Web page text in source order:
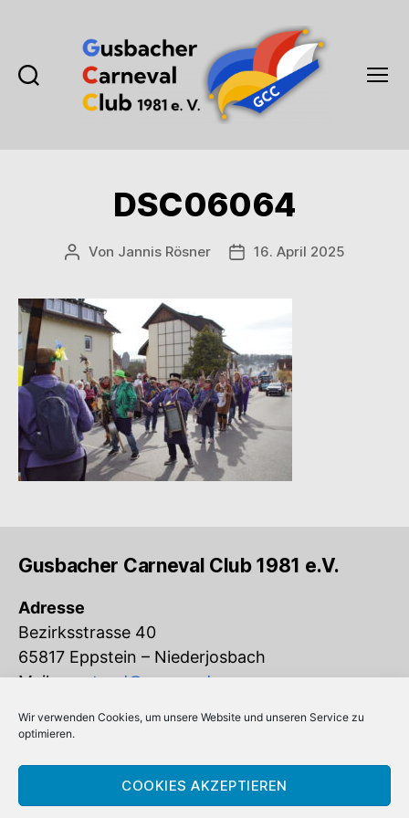
Wir verwenden Cookies, um unsere Website und unseren Service zu
optimieren.
COOKIES AKZEPTIEREN
1981
e.V.
DSC06064
Beitragsautor
Von Jannis Rösner Veröffentlichungsdatum
16. April 2025
Gusbacher Carneval Club 1981 e.V.
Adresse
Bezirksstrasse 40
65817 Eppstein – Niederjosbach
Mail:vorstand@gcc-ev.de
Eingetragen im Vereinsregister beim
Amtsgericht Königstein (VR 832)